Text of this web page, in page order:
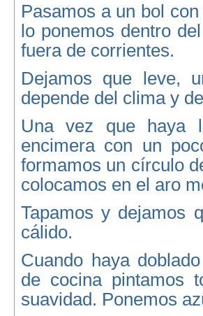
Pasamos a un bol
lo ponemos dentro
fuera de corrientes.
Dejamos que leve,
depende del clima y
Una vez que haya
encimera con un
formamos un círculo
colocamos en el aro
Tapamos y dejamos
cálido.
Cuando haya
de cocina pintamos
suavidad. Ponemos